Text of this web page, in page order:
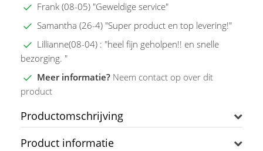
Frank (08-05) "Geweldige service"
Samantha (26-4) "Super product en top levering!"
Lillianne(08-04) : "heel fijn geholpen!! en snelle
bezorging. "
Meer informatie? Neem contact op over dit
product
Productomschrijving
Product informatie